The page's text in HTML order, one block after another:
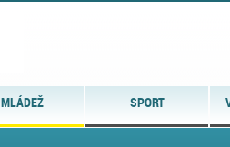
MLÁDEŽ SPORT